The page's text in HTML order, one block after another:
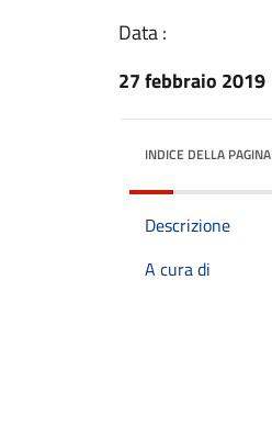
Data :
27 febbraio 2019
INDICE DELLA PAGINA
Descrizione
A cura di